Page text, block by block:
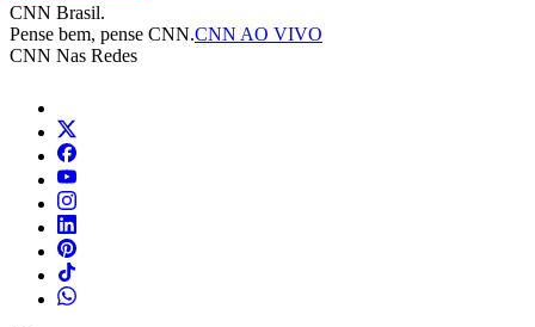
CNN Brasil.
Pense bem, pense CNN.CNN AO VIVO
CNN Nas Redes